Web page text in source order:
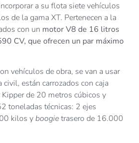
a su flota siete vehículos
de la gama XT. Pertenecen a la
con un motor V8 de 16 litros
CV, que ofrecen un par máximo
vehículos de obra, se van a usar
civil, están carrozados con caja
de 20 metros cúbicos y
toneladas técnicas: 2 ejes
kilos yboogietrasero de 16.000